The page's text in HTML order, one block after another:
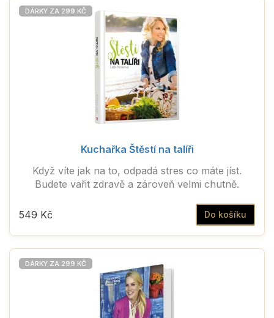
vyLaděno
Bez laktózy Low carb
Bio
DÁRKY ZA 299 KČ
Kuchařka Štěstí na talíři
Když víte jak na to, odpadá stres co máte jíst.
Budete vařit zdravě a zároveň velmi chutně.
Do košíku
549 Kč
DÁRKY ZA 299 KČ